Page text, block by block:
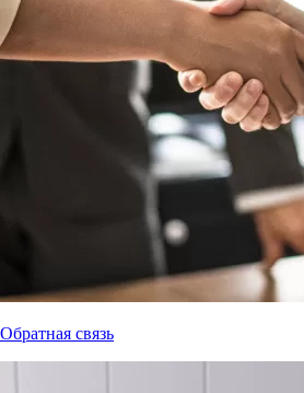
Обратная связь